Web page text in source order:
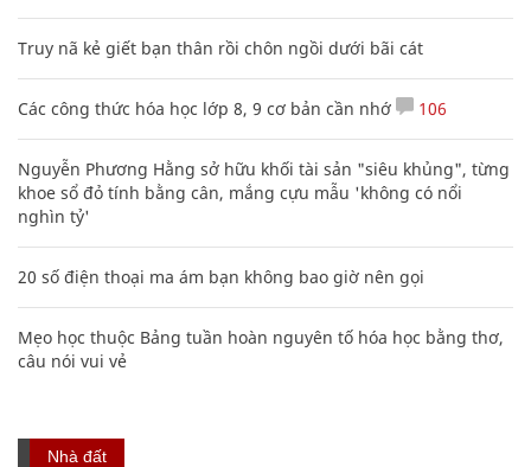
Truy nã kẻ giết bạn thân rồi chôn ngồi dưới bãi cát
Các công thức hóa học lớp 8, 9 cơ bản cần nhớ 106
Nguyễn Phương Hằng sở hữu khối tài sản "siêu khủng", từng
khoe sổ đỏ tính bằng cân, mắng cựu mẫu 'không có nổi
nghìn tỷ'
20 số điện thoại ma ám bạn không bao giờ nên gọi
Mẹo học thuộc Bảng tuần hoàn nguyên tố hóa học bằng thơ,
câu nói vui vẻ
Nhà đất